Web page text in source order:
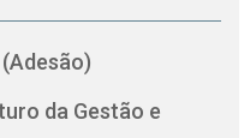
da Gestão e